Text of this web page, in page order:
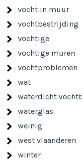
vocht in muur
vochtbestrijding
vochtige
vochtige muren
vochtproblemen
wat
waterdicht
waterglas
weinig
west vlaanderen
winter